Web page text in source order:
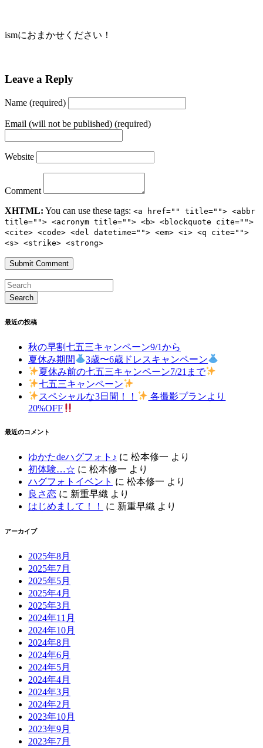
ismにおまかせください！
Leave a Reply
Name (required)
Email (will not be published) (required)
Website
Comment
XHTML: You can use these tags: <a href="" title=""> <abbr
title=""> <acronym title=""> <b> <blockquote cite="">
<cite> <code> <del datetime=""> <em> <i> <q cite="">
<s> <strike> <strong>
最近の投稿
秋の早割七五三キャンペーン9/1から
夏休み期間
3歳〜6歳ドレスキャンペーン
夏休み前の七五三キャンペーン7/21まで
七五三キャンペーン
スペシャルな3日間！！
各撮影プランより
20%OFF
最近のコメント
ゆかたdeハグフォト♪ に 松本修一 より
初体験…☆ に 松本修一 より
ハグフォトイベント に 松本修一 より
良さ恋 に 新重早織 より
はじめまして！！
に 新重早織 より
アーカイブ
2025年8月
2025年7月
2025年5月
2025年4月
2025年3月
2024年11月
2024年10月
2024年8月
2024年6月
2024年5月
2024年4月
2024年3月
2024年2月
2023年10月
2023年9月
2023年7月